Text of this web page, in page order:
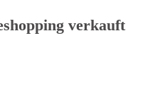
verkauft